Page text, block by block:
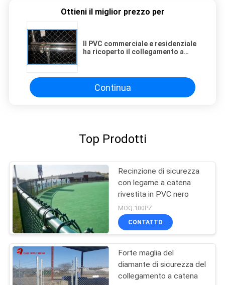
Ottieni il miglior prezzo per
Il PVC commerciale e residenziale
ha ricoperto il collegamento a
Continua
Top Prodotti
Recinzione di sicurezza
con legame a catena
rivestita in PVC nero
MOQ:100PZ
CONTATTO
Forte maglia del
diamante di sicurezza del
collegamento a catena